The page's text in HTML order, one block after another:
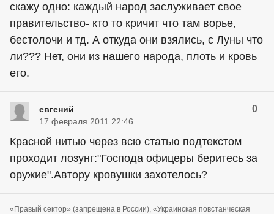
скажу одно: каждый народ заслуживает свое
правительство- кто то кричит что там ворье,
бестолочи и тд. А откуда они взялись, с Луны что
ли??? Нет, они из нашего народа, плоть и кровь
его.
евгений 0
17 февраля 2011 22:46
Красной нитью через всю статью подтекстом
проходит лозунг:"Господа офицеры беритесь за
оружие".Автору кровушки захотелось?
«Правый сектор» (запрещена в России), «Украинская повстанческая